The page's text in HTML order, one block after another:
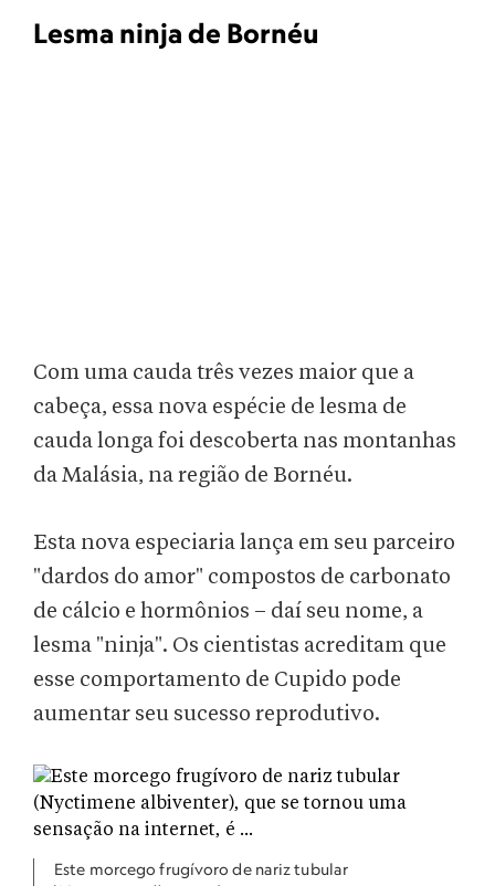
Lesma ninja de Bornéu
Com uma cauda três vezes maior que a
cabeça, essa nova espécie de lesma de
cauda longa foi descoberta nas montanhas
da Malásia, na região de Bornéu.
Esta nova especiaria lança em seu parceiro
"dardos do amor" compostos de carbonato
de cálcio e hormônios – daí seu nome, a
lesma "ninja". Os cientistas acreditam que
esse comportamento de Cupido pode
aumentar seu sucesso reprodutivo.
Este morcego frugívoro de nariz tubular